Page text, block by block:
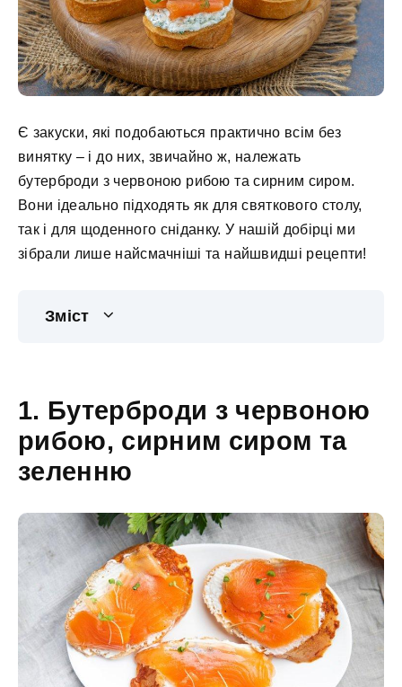
Є закуски, які подобаються практично всім без
винятку – і до них, звичайно ж, належать
бутерброди з червоною рибою та сирним сиром.
Вони ідеально підходять як для святкового столу,
так і для щоденного сніданку. У нашій добірці ми
зібрали лише найсмачніші та найшвидші рецепти!
Зміст
1. Бутерброди з червоною
рибою, сирним сиром та
зеленню